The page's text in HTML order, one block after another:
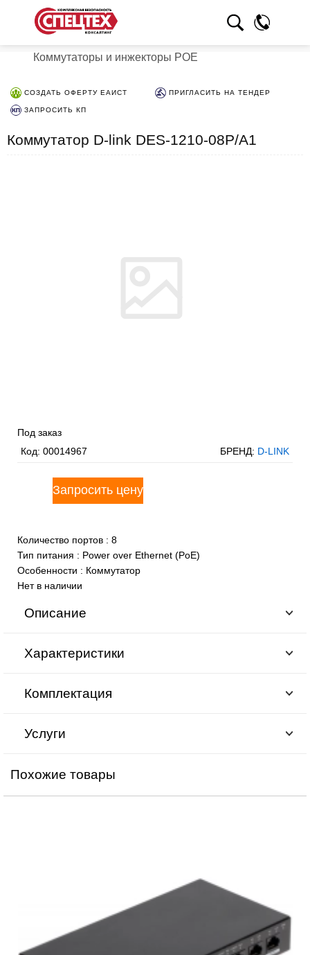
Коммутаторы и инжекторы POE
СОЗДАТЬ ОФЕРТУ ЕАИСТ ПРИГЛАСИТЬ НА ТЕНДЕР
ЗАПРОСИТЬ КП
Коммутатор D-link DES-1210-08P/A1
Под заказ
Код: 00014967 БРЕНД: D-LINK
Количество портов : 8
Тип питания : Power over Ethernet (PoE)
Особенности : Коммутатор
Нет в наличии
Описание
Характеристики
Комплектация
Услуги
Похожие товары